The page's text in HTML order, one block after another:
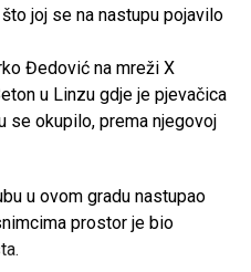
joj se na nastupu pojavilo
Đedović na mreži X
u Linzu gdje je pjevačica
se okupilo, prema njegovoj
u ovom gradu nastupao
prostor je bio